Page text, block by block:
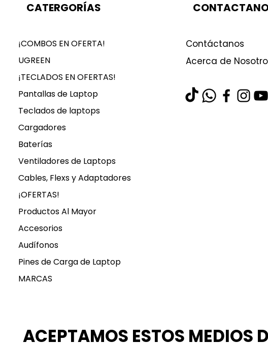
CATERGORÍAS
¡COMBOS EN OFERTA!
UGREEN
¡TECLADOS EN OFERTAS!
Pantallas de Laptop
Teclados de laptops
Cargadores
Baterías
Ventiladores de Laptops
Cables, Flexs y Adaptadores
¡OFERTAS!
Productos Al Mayor
Accesorios
Audífonos
Pines de Carga de Laptop
MARCAS
Contáctanos
Acerca de
ACEPTAMOS ESTOS MEDIOS